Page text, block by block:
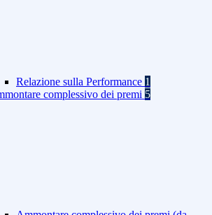
Relazione sulla Performance 1
complessivo dei premi 5